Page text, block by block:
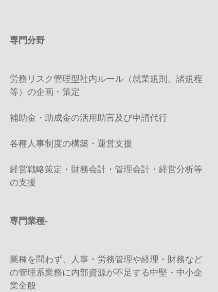
専門分野
労務リスク管理型社内ルール（就業規則、諸規程
等）の企画・策定
補助金・助成金の活用助言及び申請代行
各種人事制度の構築・運営支援
経営戦略策定・財務会計・管理会計・経営分析等
の支援
専門業種-
業種を問わず、人事・労務管理や経理・財務など
の管理系業務に内部資源が不足する中堅・中小企
業全般